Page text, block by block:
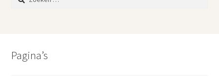
naar:
Pagina’s